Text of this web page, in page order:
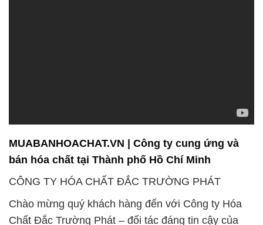
MUABANHOACHAT.VN | Công ty cung ứng và
bán hóa chất tại Thành phố Hồ Chí Minh
CÔNG TY HÓA CHẤT ĐẮC TRƯỜNG PHÁT
Chào mừng quý khách hàng đến với Công ty Hóa
Chất Đắc Trường Phát – đối tác đáng tin cậy của